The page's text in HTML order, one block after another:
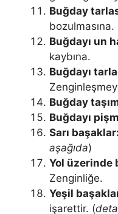
Buğday
bozulmasına.
Buğdayı un
kaybına.
Buğdayı
Buğday
Buğdayı
Sarı başaklar:
aşağıda)
Yol üzerinde
Zenginliğe.
Yeşil
işarettir. (